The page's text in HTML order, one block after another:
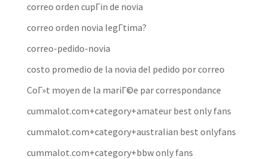
correo orden cupГіn de novia
correo orden novia legГ­tima?
correo-pedido-novia
costo promedio de la novia del pedido por correo
CoГ»t moyen de la mariГ©e par correspondance
cummalot.com+category+amateur best only fans
cummalot.com+category+australian best onlyfans
cummalot.com+category+bbw only fans